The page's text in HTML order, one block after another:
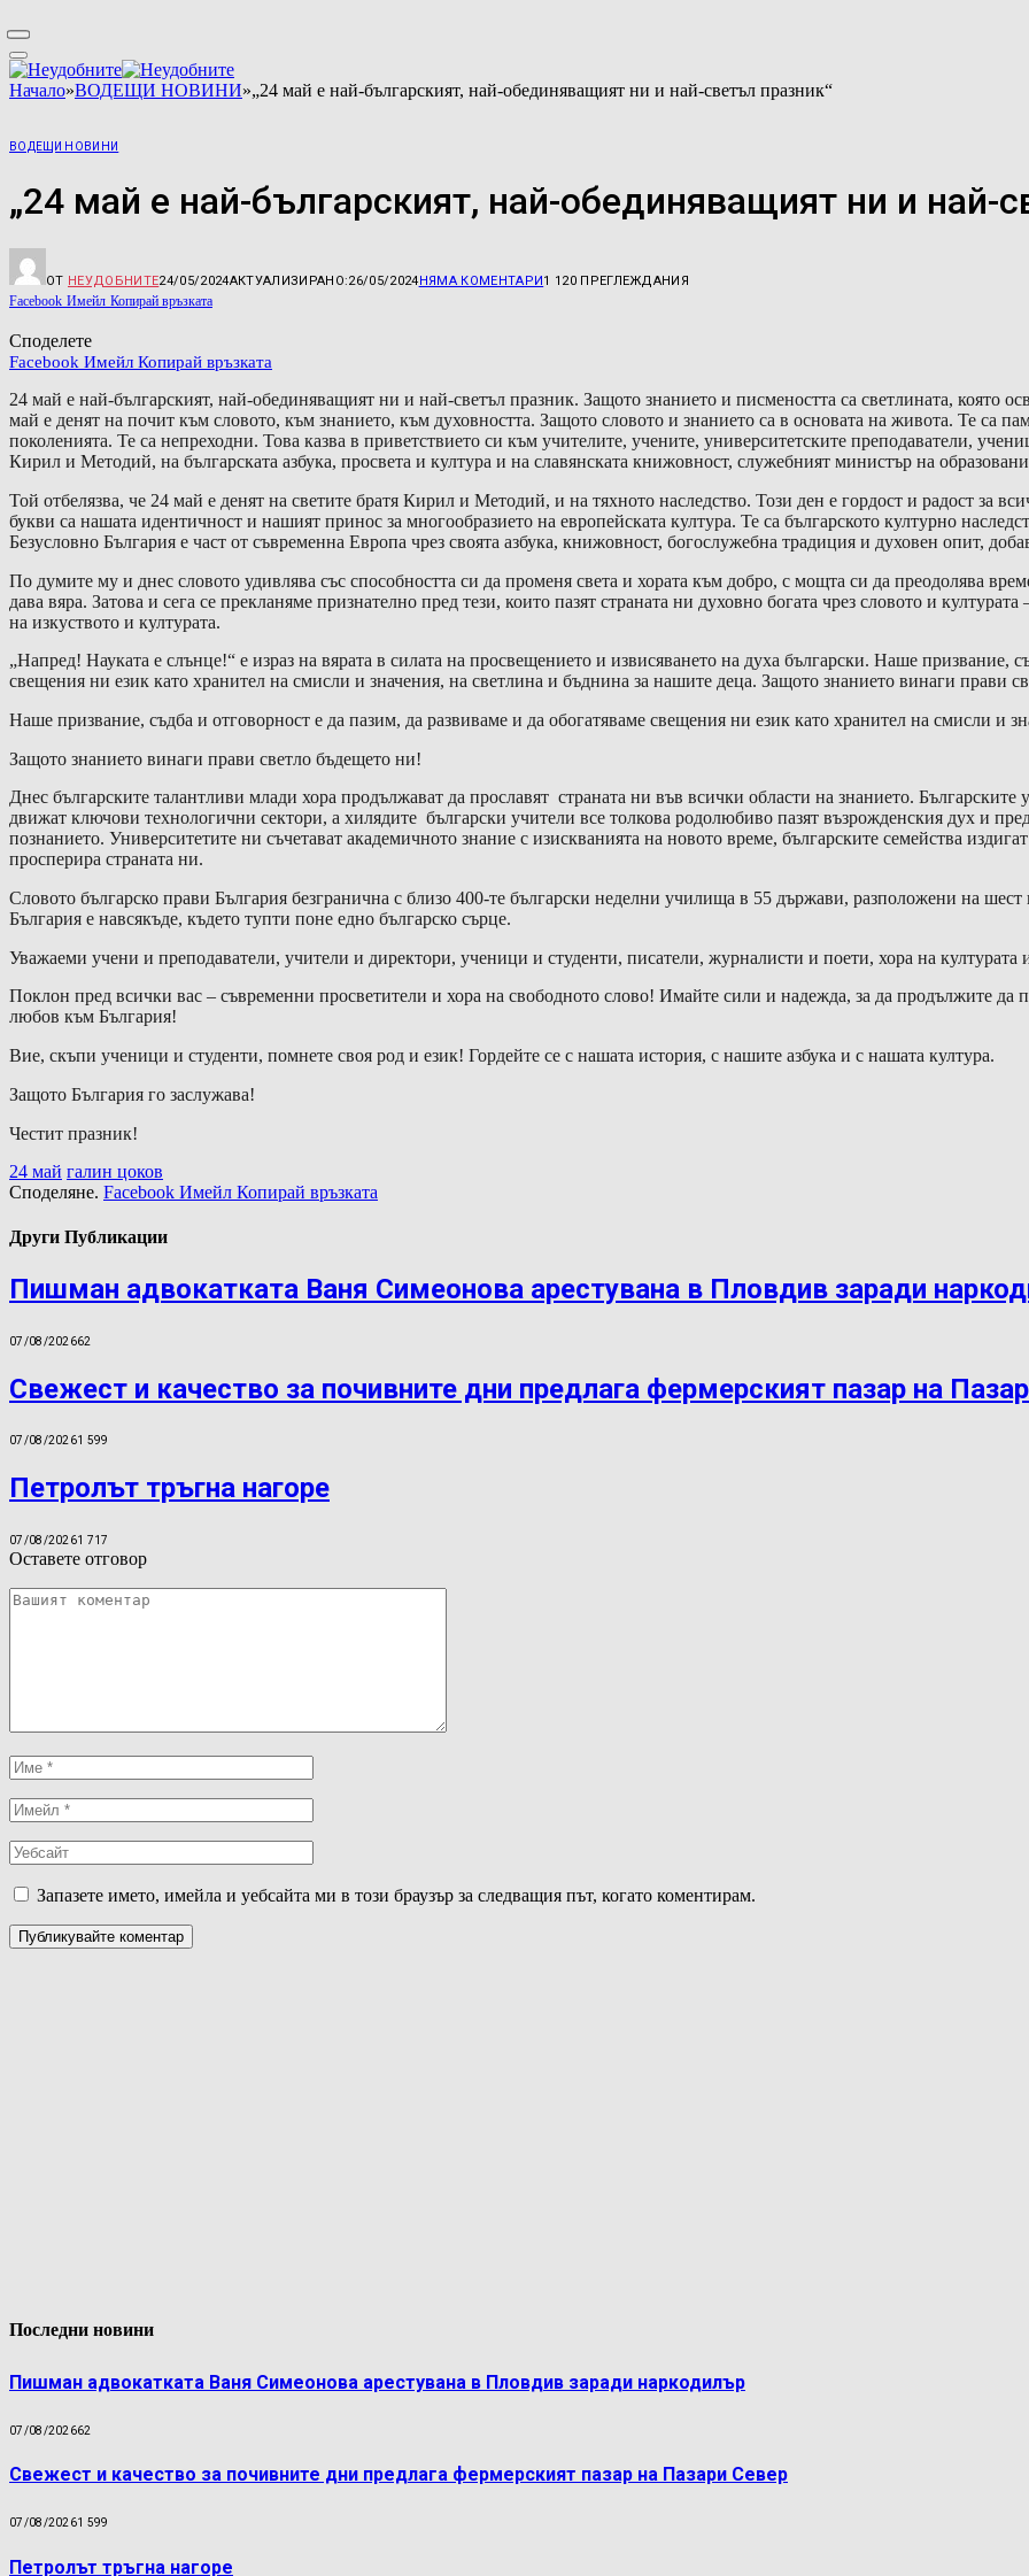
Начало»ВОДЕЩИ НОВИНИ»„24 май е най-българският, най-обединяващият ни и най-светъл празник“
ВОДЕЩИ НОВИНИ
„24 май е най-българският, най-обединяващият ни и най-
ОТ НЕУДОБНИТЕ24/05/2024АКТУАЛИЗИРАНО:26/05/2024НЯМА КОМЕНТАРИ1 120 ПРЕГЛЕЖДАНИЯ
Facebook Имейл Копирай връзката
Споделете
Facebook Имейл Копирай връзката
24 май е най-българският, най-обединяващият ни и най-светъл празник. Защото знанието и писмеността са светлината, която
май е денят на почит към словото, към знанието, към духовността. Защото словото и знанието са в основата на живота. Те са
поколенията. Те са непреходни. Това казва в приветствието си към учителите, учените, университетските преподаватели,
Кирил и Методий, на българската азбука, просвета и култура и на славянската книжовност, служебният министър на
Той отбелязва, че 24 май е денят на светите братя Кирил и Методий, и на тяхното наследство. Този ден е гордост и радост за
букви са нашата идентичност и нашият принос за многообразието на европейската култура. Те са българското културно
Безусловно България е част от съвременна Европа чрез своята азбука, книжовност, богослужебна традиция и духовен опит,
По думите му и днес словото удивлява със способността си да променя света и хората към добро, с мощта си да преодолява
дава вяра. Затова и сега се прекланяме признателно пред тези, които пазят страната ни духовно богата чрез словото и
на изкуството и културата.
„Напред! Науката е слънце!“ е израз на вярата в силата на просвещението и извисяването на духа български. Наше призвание,
свещения ни език като хранител на смисли и значения, на светлина и бъднина за нашите деца. Защото знанието винаги прави
Наше призвание, съдба и отговорност е да пазим, да развиваме и да обогатяваме свещения ни език като хранител на смисли и
Защото знанието винаги прави светло бъдещето ни!
Днес българските талантливи млади хора продължават да прославят страната ни във всички области на знанието.
движат ключови технологични сектори, а хилядите български учители все толкова родолюбиво пазят възрожденския дух и
познанието. Университетите ни съчетават академичното знание с изискванията на новото време, българските семейства
просперира страната ни.
Словото българско прави България безгранична с близо 400-те български неделни училища в 55 държави, разположени на
България е навсякъде, където тупти поне едно българско сърце.
Уважаеми учени и преподаватели, учители и директори, ученици и студенти, писатели, журналисти и поети, хора на културата
Поклон пред всички вас – съвременни просветители и хора на свободното слово! Имайте сили и надежда, за да продължите да
любов към България!
Вие, скъпи ученици и студенти, помнете своя род и език! Гордейте се с нашата история, с нашите азбука и с нашата култура.
Защото България го заслужава!
Честит празник!
24 май галин цоков
Споделяне. Facebook Имейл Копирай връзката
Други Публикации
Пишман адвокатката Ваня Симеонова арестувана в Пловдив заради
07/08/202662
Свежест и качество за почивните дни предлага фермерският пазар на
07/08/20261 599
Петролът тръгна нагоре
07/08/20261 717
Оставете отговор
Запазете името, имейла и уебсайта ми в този браузър за следващия път, когато коментирам.
Последни новини
Пишман адвокатката Ваня Симеонова арестувана в Пловдив заради наркодилър
07/08/202662
Свежест и качество за почивните дни предлага фермерският пазар на Пазари Север
07/08/20261 599
Петролът тръгна нагоре